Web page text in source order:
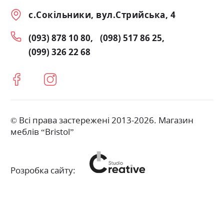
с.Сокільники, вул.Стрийська, 4
(093) 878 10 80
(098) 517 86 25
(099) 326 22 68
© Всі права застережені 2013-2026. Магазин
меблів “Bristol”
Розробка сайту: